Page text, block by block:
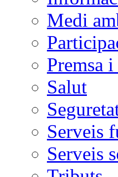
Medi
Premsa
Salut
Serveis
Serveis